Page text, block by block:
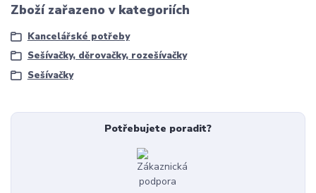
Zboží zařazeno v kategoriích
Kancelářské potřeby
Sešívačky, děrovačky, rozešívačky
Sešívačky
Potřebujete poradit?